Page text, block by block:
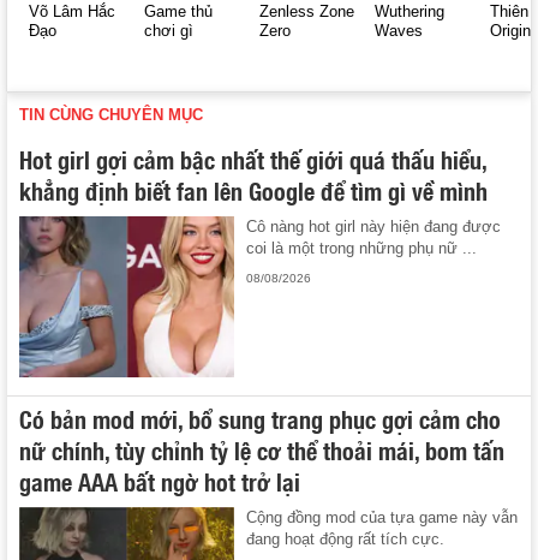
Võ Lâm Hắc
Đạo
Game thủ
chơi gì
Zenless Zone
Zero
Wuthering
Waves
Thiên
Origin
TIN CÙNG CHUYÊN MỤC
Hot girl gợi cảm bậc nhất thế giới quá thấu hiểu,
khẳng định biết fan lên Google để tìm gì về mình
Cô nàng hot girl này hiện đang được
coi là một trong những phụ nữ ...
08/08/2026
Có bản mod mới, bổ sung trang phục gợi cảm cho
nữ chính, tùy chỉnh tỷ lệ cơ thể thoải mái, bom tấn
game AAA bất ngờ hot trở lại
Cộng đồng mod của tựa game này vẫn
đang hoạt động rất tích cực.